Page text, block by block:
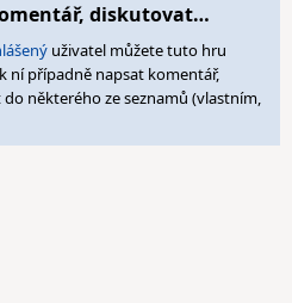
diskutovat…
uživatel můžete tuto hru
ní případně napsat komentář,
některého ze seznamů (vlastním,